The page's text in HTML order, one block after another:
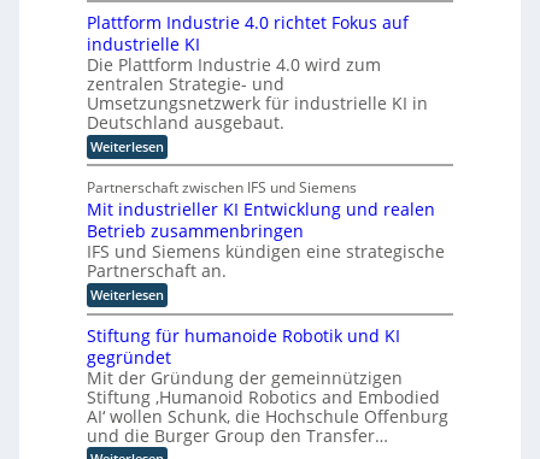
g
u
n
d
k
ü
n
s
t
l
i
c
h
e
r
I
n
t
e
l
l
m
m
t
i
n
d
e
r
D
A
C
H
-
I
n
d
u
s
t
A
s
s
i
s
t
e
n
t
s
t
a
t
t
k
l
a
s
s
i
s
c
h
e
Z
Plattform Industrie 4.0 richtet Fokus auf
industrielle KI
Die Plattform Industrie 4.0 wird zum
zentralen Strategie- und
Umsetzungsnetzwerk für industrielle KI in
Deutschland ausgebaut.
Weiterlesen:
P
a
t
t
f
o
r
m
I
n
d
u
s
t
i
e
Partnerschaft zwischen IFS und Siemens
Mit industrieller KI Entwicklung und realen
Betrieb zusammenbringen
IFS und Siemens kündigen eine strategische
Partnerschaft an.
Weiterlesen:
M
i
t
i
n
d
u
s
t
Stiftung für humanoide Robotik und KI
gegründet
Mit der Gründung der gemeinnützigen
Stiftung ‚Humanoid Robotics and Embodied
AI‘ wollen Schunk, die Hochschule Offenburg
und die Burger Group den Transfer…